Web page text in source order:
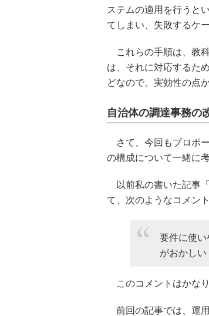
ステムの適用を行うと
てしまい、失敗するケ
これらの手順は、教
は、それに対応するた
どなので、実効性の点
自治体の調達事務の
さて、今回もプロポ
の構成について一緒に
以前私の書いた記事「
て、次のようなコメン
要件に使
がおかしい
このコメントはかな
前回の記事では、運